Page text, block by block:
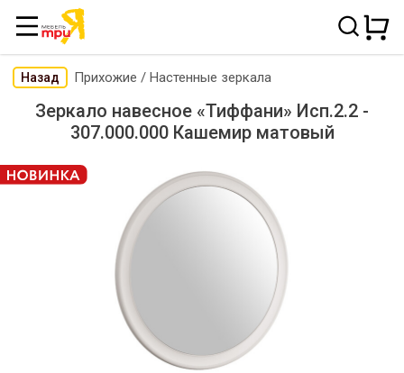
Назад Прихожие / Настенные зеркала
Зеркало навесное «Тиффани» Исп.2.2 -
307.000.000 Кашемир матовый